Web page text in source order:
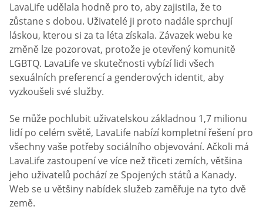
LavaLife udělala hodně pro to, aby zajistila, že to
zůstane s dobou. Uživatelé ji proto nadále sprchují
láskou, kterou si za ta léta získala. Závazek webu ke
změně lze pozorovat, protože je otevřený komunitě
LGBTQ. LavaLife ve skutečnosti vybízí lidi všech
sexuálních preferencí a genderových identit, aby
vyzkoušeli své služby.
Se může pochlubit uživatelskou základnou 1,7 milionu
lidí po celém světě, LavaLife nabízí kompletní řešení pro
všechny vaše potřeby sociálního objevování. Ačkoli má
LavaLife zastoupení ve více než třiceti zemích, většina
jeho uživatelů pochází ze Spojených států a Kanady.
Web se u většiny nabídek služeb zaměřuje na tyto dvě
země.